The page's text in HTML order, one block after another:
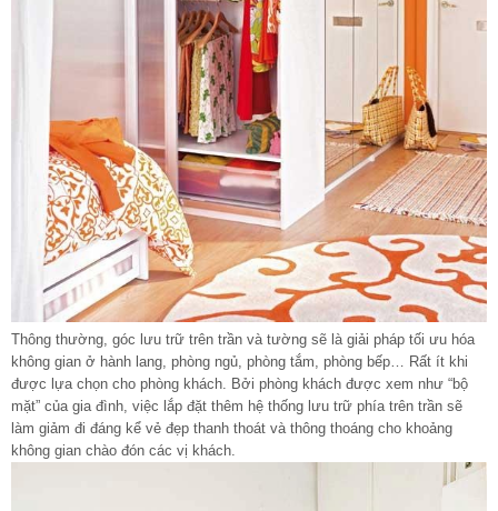
Thông thường, góc lưu trữ trên trần và tường sẽ là giải pháp tối ưu hóa
không gian ở hành lang, phòng ngủ, phòng tắm, phòng bếp… Rất ít khi
được lựa chọn cho phòng khách. Bởi phòng khách được xem như “bộ
mặt” của gia đình, việc lắp đặt thêm hệ thống lưu trữ phía trên trần sẽ
làm giảm đi đáng kể vẻ đẹp thanh thoát và thông thoáng cho khoảng
không gian chào đón các vị khách.